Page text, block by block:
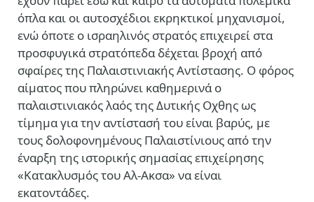
όπλα και οι αυτοσχέδιοι εκρηκτικοί μηχανισμοί,
ενώ όποτε ο ισραηλινός στρατός επιχειρεί στα
προσφυγικά στρατόπεδα δέχεται βροχή από
σφαίρες της Παλαιστινιακής Αντίστασης. Ο φόρος
αίματος που πληρώνει καθημερινά ο
παλαιστινιακός λαός της Δυτικής Οχθης ως
τίμημα για την αντίστασή του είναι βαρύς, με
τους δολοφονημένους Παλαιστίνιους από την
έναρξη της ιστορικής σημασίας επιχείρησης
«Κατακλυσμός του Αλ-Ακσα» να είναι
εκατοντάδες.